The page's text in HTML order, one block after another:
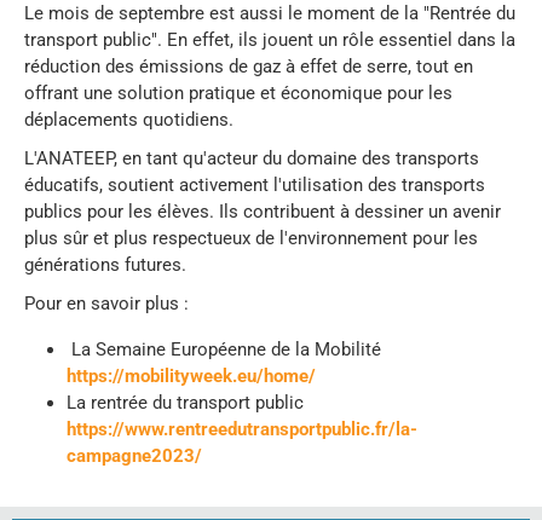
Le mois de septembre est aussi le moment de la "Rentrée du
transport public". En effet, ils jouent un rôle essentiel dans la
réduction des émissions de gaz à effet de serre, tout en
offrant une solution pratique et économique pour les
déplacements quotidiens.
L'ANATEEP, en tant qu'acteur du domaine des transports
éducatifs, soutient activement l'utilisation des transports
publics pour les élèves. Ils contribuent à dessiner un avenir
plus sûr et plus respectueux de l'environnement pour les
générations futures.
Pour en savoir plus :
La Semaine Européenne de la Mobilité
https://mobilityweek.eu/home/
La rentrée du transport public
https://www.rentreedutransportpublic.fr/la-
campagne2023/